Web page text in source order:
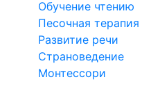
Обучение чтению
Песочная терапия
Развитие речи
Страноведение
Монтессори